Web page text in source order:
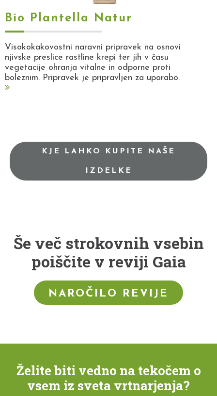
Bio Plantella Natur
Visokokakovostni naravni pripravek na osnovi
njivske preslice rastline krepi ter jih v času
vegetacije ohranja vitalne in odporne proti
boleznim. Pripravek je pripravljen za uporabo.
KJE LAHKO KUPITE NAŠE
IZDELKE
Še več strokovnih vsebin
poiščite v reviji Gaia
NAROČILO REVIJE
Želite biti vedno na tekočem o
vsem iz sveta vrtnarjenja?